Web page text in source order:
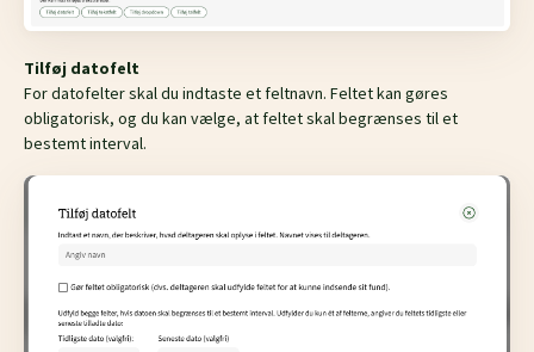
Tilføj datofelt
For datofelter skal du indtaste et feltnavn. Feltet kan gøres
obligatorisk, og du kan vælge, at feltet skal begrænses til et
bestemt interval.